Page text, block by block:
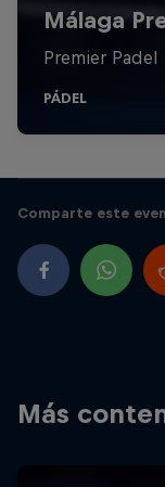
Comparte este
Más